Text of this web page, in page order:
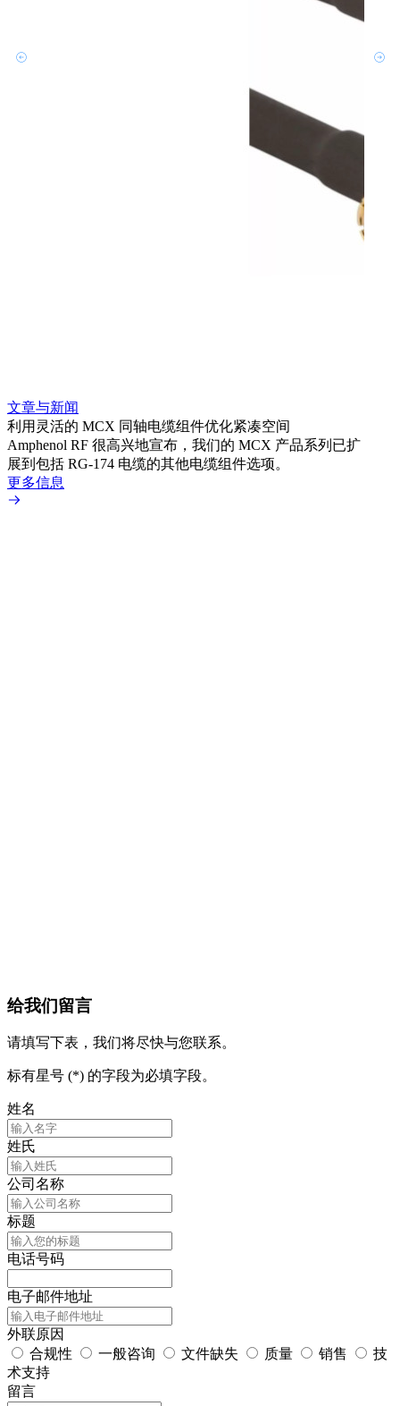
文章与新闻
利用灵活的 MCX 同轴电缆组件优化紧凑空间
Amphenol RF 很高兴地宣布，我们的 MCX 产品系列已扩
展到包括 RG-174 电缆的其他电缆组件选项。
更多信息
给我们留言
请填写下表，我们将尽快与您联系。
标有星号 (*) 的字段为必填字段。
姓名
姓氏
公司名称
标题
电话号码
电子邮件地址
外联原因
合规性
一般咨询 文件缺失 质量 销售
技
术支持
留言